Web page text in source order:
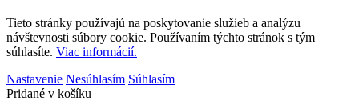
Tieto stránky používajú na poskytovanie služieb a analýzu
návštevnosti súbory cookie. Používaním týchto stránok s tým
súhlasíte. Viac informácií.
Nastavenie Nesúhlasím Súhlasím
Pridané v košíku